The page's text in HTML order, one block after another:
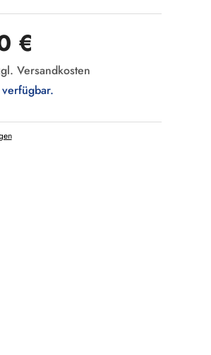
€
Versandkosten